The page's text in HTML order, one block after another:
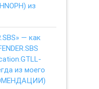
из
— как
из моего